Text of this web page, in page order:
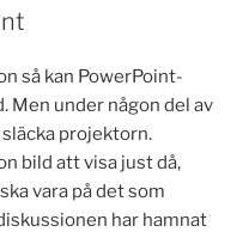
så kan PowerPoint-
Men under någon del av
projektorn.
bild att visa just då,
vara på det som
har hamnat